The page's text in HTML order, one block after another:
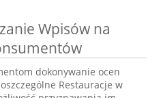
Wpisów na
dokonywanie ocen
Restauracje w